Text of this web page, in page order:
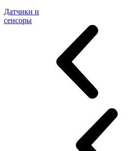
Датчики и
сенсоры